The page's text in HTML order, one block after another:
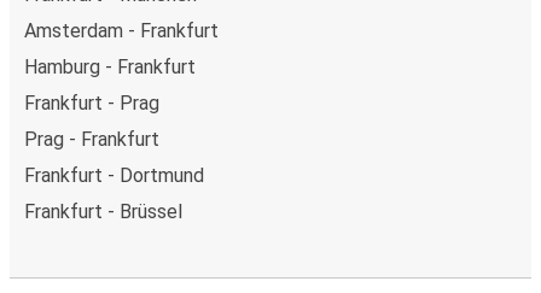
Amsterdam - Frankfurt
Hamburg - Frankfurt
Frankfurt - Prag
Prag - Frankfurt
Frankfurt - Dortmund
Frankfurt - Brüssel